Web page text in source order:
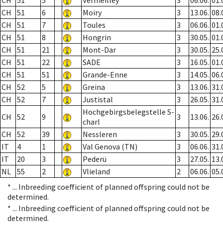
CH
51 6 Moiry 3 13.06.
CH
51 7 Toules 3 06.06.
CH
51 8 Hongrin 3 30.05.
CH
51 21 Mont-Dar 3 30.05.
CH
51 22 SADE 3 16.05.
CH
51 51 Grande-Enne 3 14.05.
CH
52 5 Greina 3 13.06.
CH
52 7 Justistal 3 26.05.
CH
52 9
Hochgebirgsbelegstelle S-
charl
3 13.06.
CH
52 39 Nessleren 3 30.05.
IT
4 1 Val Genova (TN) 3 06.06.
IT
20 3 Pederü 3 27.05.
NL 55 2 Vlieland 2 06.06.
* ... Inbreeding coefficient of planned offspring could not be
determined.
* ... Inbreeding coefficient of planned offspring could not be
determined.